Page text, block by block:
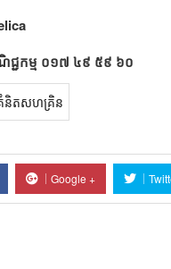
ជ្ជកម្ម ០១៧ ៤៩ ៥៩ ៦០
និតសហគ្រិន
Google +